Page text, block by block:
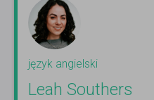
język angielski
Leah Southers